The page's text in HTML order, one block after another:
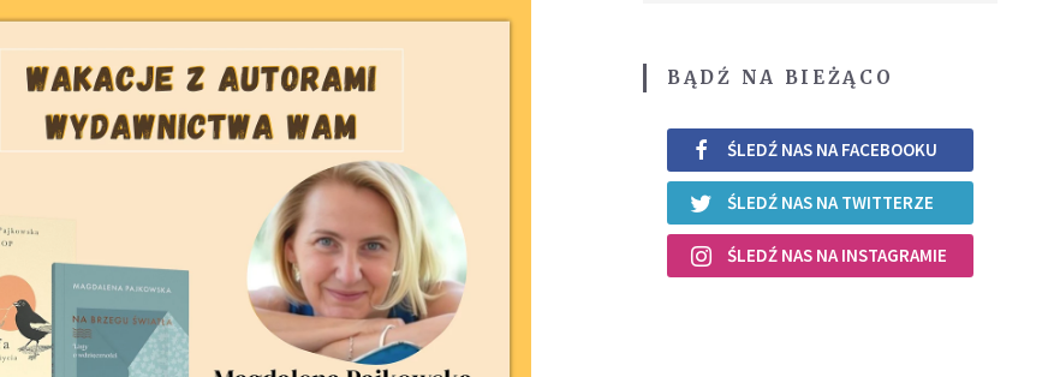
BĄDŹ NA BIEŻĄCO
ŚLEDŹ NAS NA FACEBOOKU
ŚLEDŹ NAS NA TWITTERZE
ŚLEDŹ NAS NA INSTAGRAMIE